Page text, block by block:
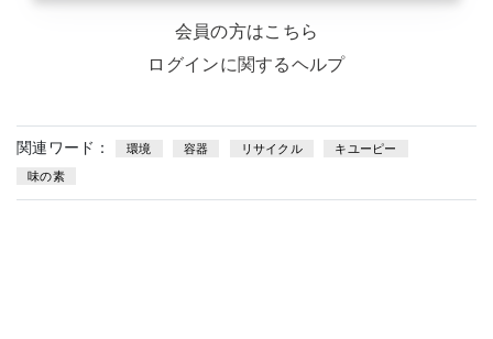
会員の方はこちら
ログインに関するヘルプ
関連ワード： 環境 容器 リサイクル キユーピー
味の素